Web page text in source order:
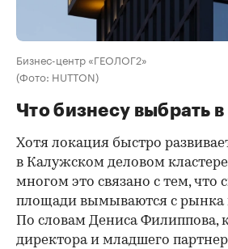
Бизнес-центр «ГЕОЛОГ2»
(Фото: HUTTON)
Что бизнесу выбрать
Хотя локация быстро
в Калужском деловом
многом это связано с тем, что
площади вымываются с рынка
По словам Дениса Филиппова,
директора и младшего